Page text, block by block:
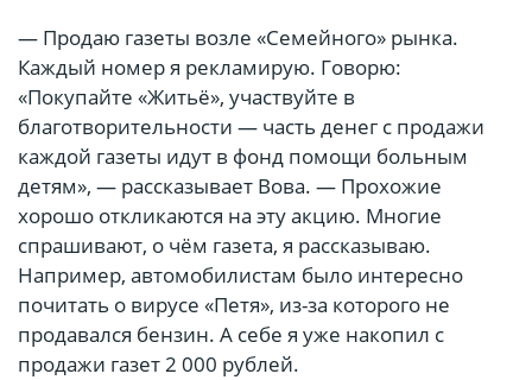
— Продаю газеты возле «Семейного» рынка.
Каждый номер я рекламирую. Говорю:
«Покупайте «Житьё», участвуйте в
благотворительности — часть денег с продажи
каждой газеты идут в фонд помощи больным
детям», — рассказывает Вова. — Прохожие
хорошо откликаются на эту акцию. Многие
спрашивают, о чём газета, я рассказываю.
Например, автомобилистам было интересно
почитать о вирусе «Петя», из-за которого не
продавался бензин. А себе я уже накопил с
продажи газет 2 000 рублей.